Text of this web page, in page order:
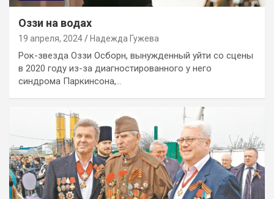
Оззи на водах
19 апреля, 2024 Надежда Гужева
Рок-звезда Оззи Осборн, вынужденный уйти со сцены
в 2020 году из-за диагностированного у него
синдрома Паркинсона,…